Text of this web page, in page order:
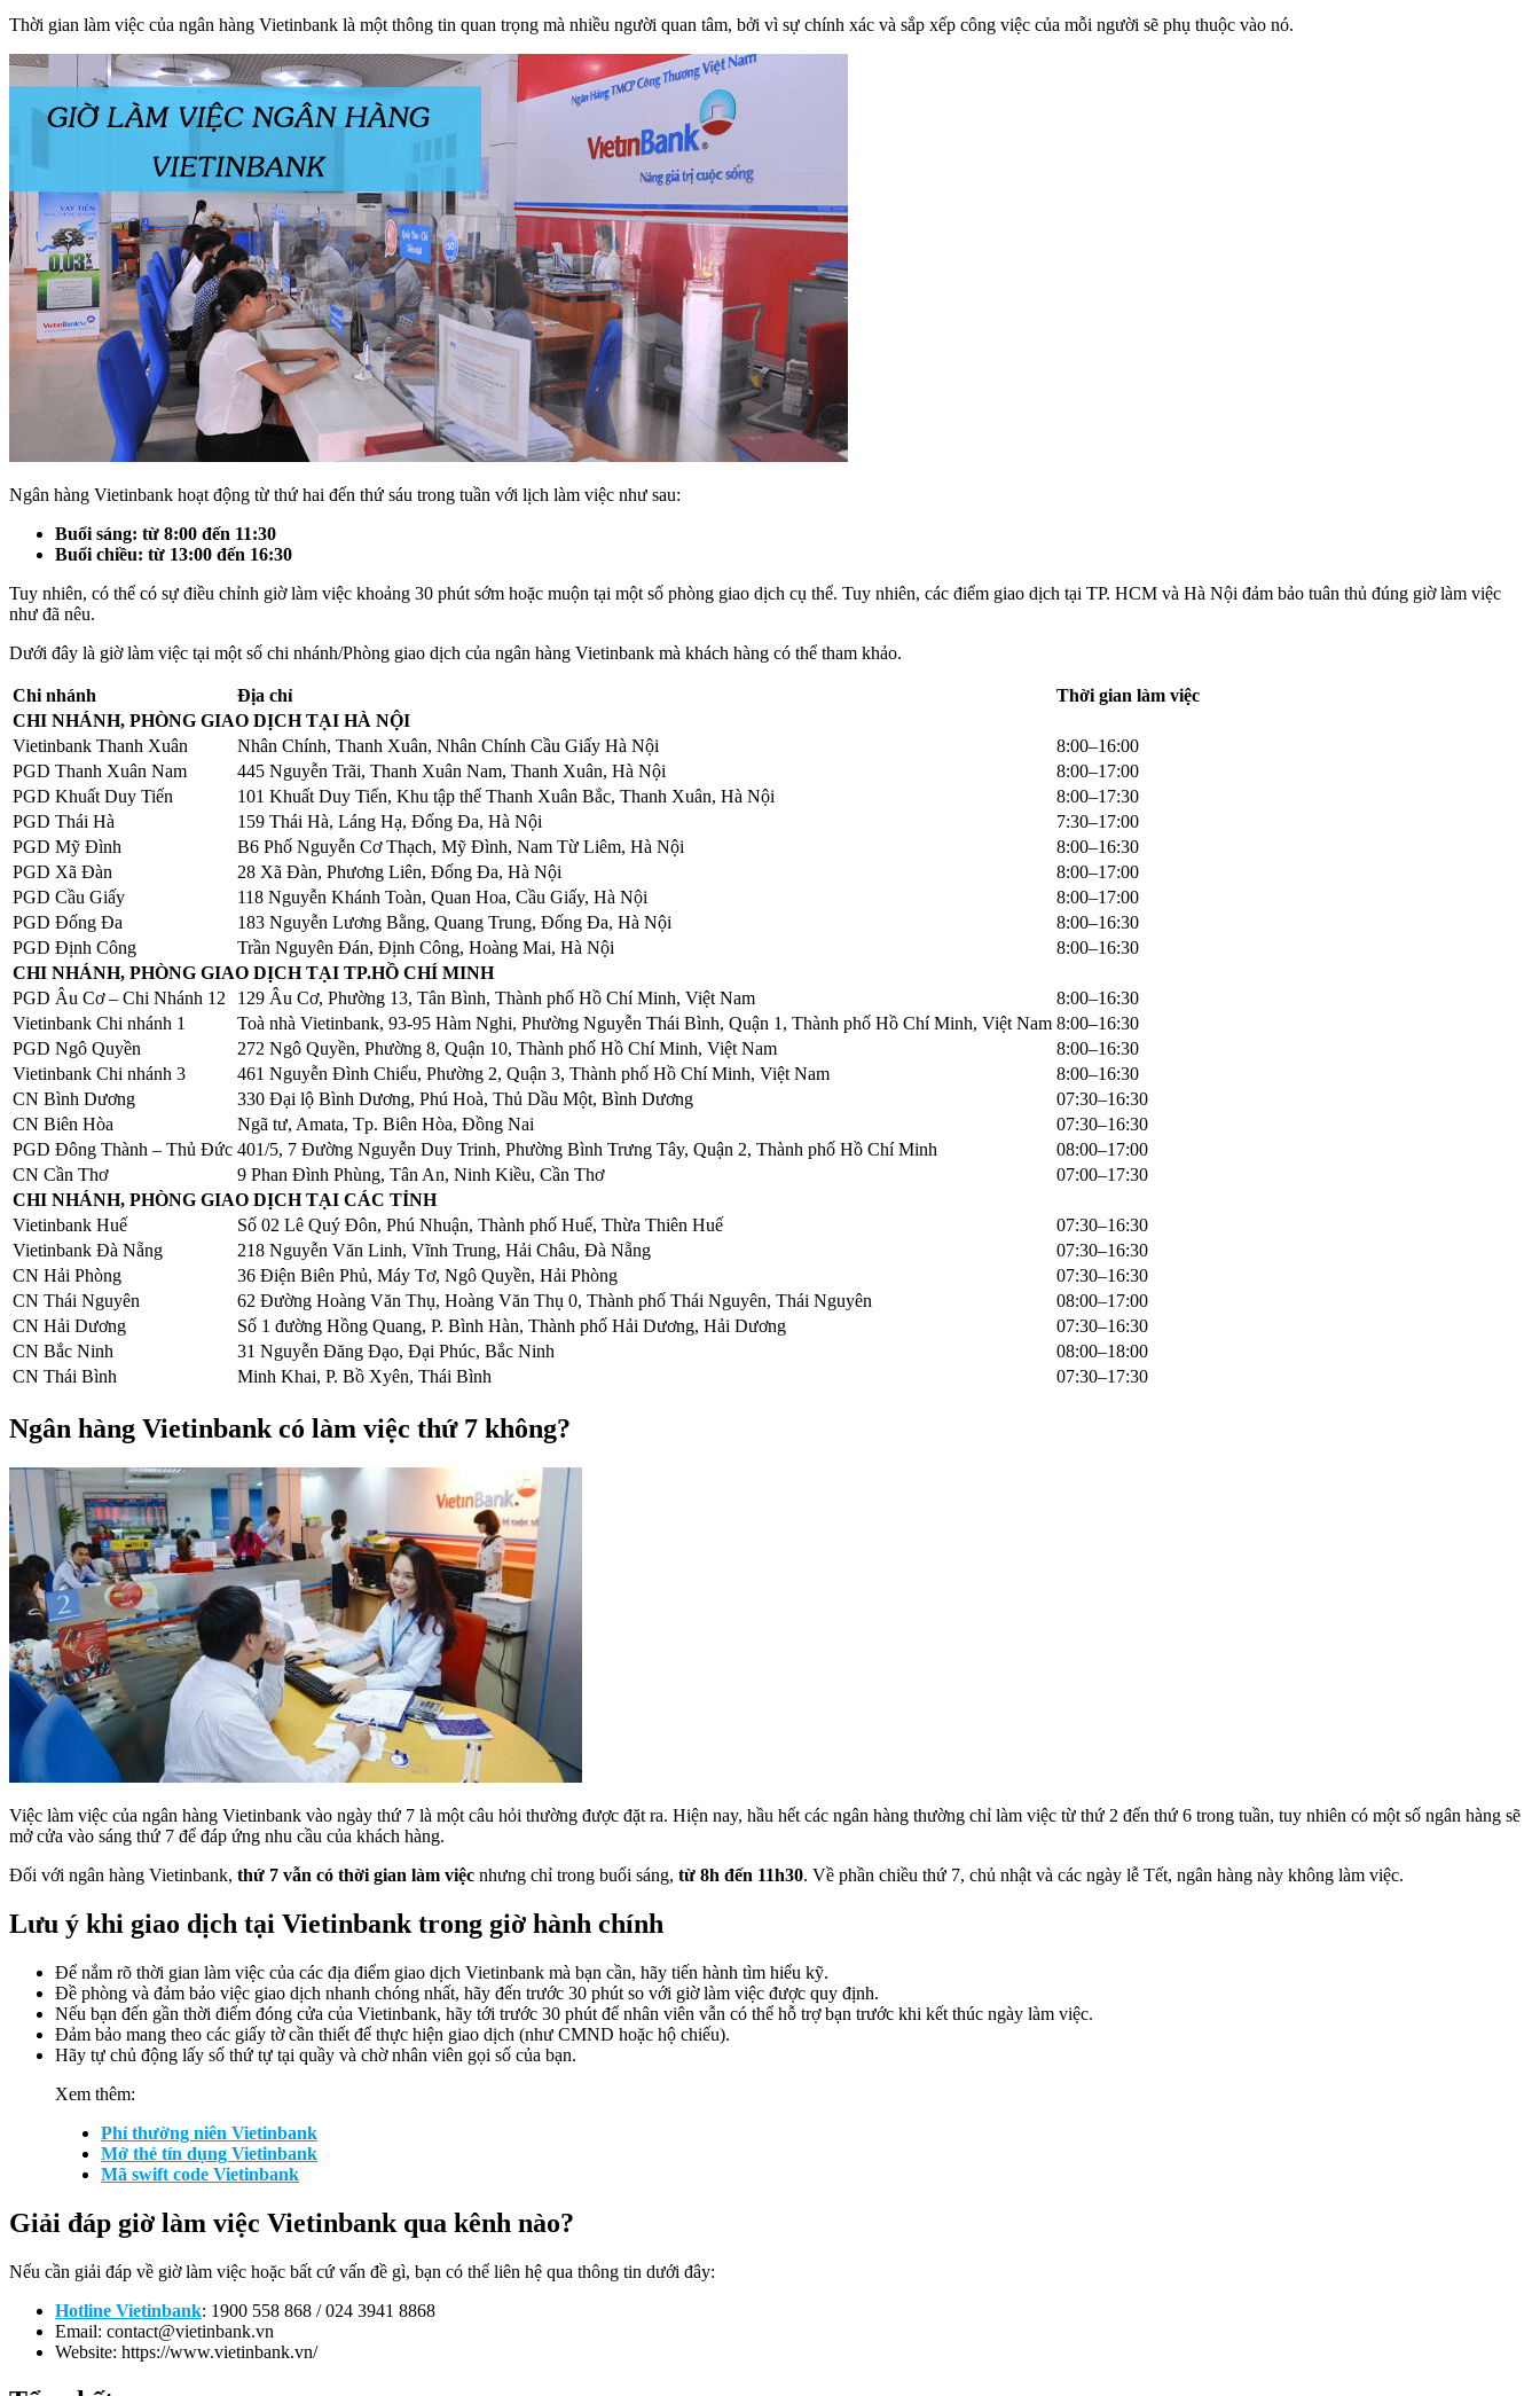
Thời gian làm việc của ngân hàng Vietinbank là một thông tin quan trọng mà nhiều người quan tâm, bởi vì sự chính xác và sắp xếp công việc của mỗi người sẽ phụ thuộc vào nó.
Ngân hàng Vietinbank hoạt động từ thứ hai đến thứ sáu trong tuần với lịch làm việc như sau:
Buổi sáng: từ 8:00 đến 11:30
Buổi chiều: từ 13:00 đến 16:30
Tuy nhiên, có thể có sự điều chỉnh giờ làm việc khoảng 30 phút sớm hoặc muộn tại một số phòng giao dịch cụ thể. Tuy nhiên, các điểm giao dịch tại TP. HCM và Hà Nội đảm bảo tuân thủ đúng giờ làm việc
như đã nêu.
Dưới đây là giờ làm việc tại một số chi nhánh/Phòng giao dịch của ngân hàng Vietinbank mà khách hàng có thể tham khảo.
Chi nhánh Địa chỉ
Thời gian làm việc
CHI NHÁNH, PHÒNG GIAO DỊCH TẠI HÀ NỘI
Vietinbank Thanh Xuân
Nhân Chính, Thanh Xuân, Nhân Chính Cầu Giấy Hà Nội
8:00–16:00
PGD Thanh Xuân Nam
445 Nguyễn Trãi, Thanh Xuân Nam, Thanh Xuân, Hà Nội
8:00–17:00
PGD Khuất Duy Tiến
101 Khuất Duy Tiến, Khu tập thể Thanh Xuân Bắc, Thanh Xuân, Hà Nội
8:00–17:30
PGD Thái Hà
159 Thái Hà, Láng Hạ, Đống Đa, Hà Nội
7:30–17:00
PGD Mỹ Đình
B6 Phố Nguyễn Cơ Thạch, Mỹ Đình, Nam Từ Liêm, Hà Nội
8:00–16:30
PGD Xã Đàn
28 Xã Đàn, Phương Liên, Đống Đa, Hà Nội
8:00–17:00
PGD Cầu Giấy
118 Nguyễn Khánh Toàn, Quan Hoa, Cầu Giấy, Hà Nội
8:00–17:00
PGD Đống Đa
183 Nguyễn Lương Bằng, Quang Trung, Đống Đa, Hà Nội
8:00–16:30
PGD Định Công
Trần Nguyên Đán, Định Công, Hoàng Mai, Hà Nội
8:00–16:30
CHI NHÁNH, PHÒNG GIAO DỊCH TẠI TP.HỒ CHÍ MINH
PGD Âu Cơ – Chi Nhánh 12
129 Âu Cơ, Phường 13, Tân Bình, Thành phố Hồ Chí Minh, Việt Nam
8:00–16:30
Vietinbank Chi nhánh 1
Toà nhà Vietinbank, 93-95 Hàm Nghi, Phường Nguyễn Thái Bình, Quận 1, Thành phố Hồ Chí Minh, Việt Nam 8:00–16:30
PGD Ngô Quyền
272 Ngô Quyền, Phường 8, Quận 10, Thành phố Hồ Chí Minh, Việt Nam
8:00–16:30
Vietinbank Chi nhánh 3
461 Nguyễn Đình Chiểu, Phường 2, Quận 3, Thành phố Hồ Chí Minh, Việt Nam
8:00–16:30
CN Bình Dương
330 Đại lộ Bình Dương, Phú Hoà, Thủ Dầu Một, Bình Dương
07:30–16:30
CN Biên Hòa
Ngã tư, Amata, Tp. Biên Hòa, Đồng Nai
07:30–16:30
PGD Đông Thành – Thủ Đức 401/5, 7 Đường Nguyễn Duy Trinh, Phường Bình Trưng Tây, Quận 2, Thành phố Hồ Chí Minh
08:00–17:00
CN Cần Thơ
9 Phan Đình Phùng, Tân An, Ninh Kiều, Cần Thơ
07:00–17:30
CHI NHÁNH, PHÒNG GIAO DỊCH TẠI CÁC TỈNH
Vietinbank Huế
Số 02 Lê Quý Đôn, Phú Nhuận, Thành phố Huế, Thừa Thiên Huế
07:30–16:30
Vietinbank Đà Nẵng
218 Nguyễn Văn Linh, Vĩnh Trung, Hải Châu, Đà Nẵng
07:30–16:30
CN Hải Phòng
36 Điện Biên Phủ, Máy Tơ, Ngô Quyền, Hải Phòng
07:30–16:30
CN Thái Nguyên
62 Đường Hoàng Văn Thụ, Hoàng Văn Thụ 0, Thành phố Thái Nguyên, Thái Nguyên
08:00–17:00
CN Hải Dương
Số 1 đường Hồng Quang, P. Bình Hàn, Thành phố Hải Dương, Hải Dương
07:30–16:30
CN Bắc Ninh
31 Nguyễn Đăng Đạo, Đại Phúc, Bắc Ninh
08:00–18:00
CN Thái Bình
Minh Khai, P. Bồ Xyên, Thái Bình 07:30–17:30
Ngân hàng Vietinbank có làm việc thứ 7 không?
Việc làm việc của ngân hàng Vietinbank vào ngày thứ 7 là một câu hỏi thường được đặt ra. Hiện nay, hầu hết các ngân hàng thường chỉ làm việc từ thứ 2 đến thứ 6 trong tuần, tuy nhiên có một số ngân hàng sẽ
mở cửa vào sáng thứ 7 để đáp ứng nhu cầu của khách hàng.
Đối với ngân hàng Vietinbank, thứ 7 vẫn có thời gian làm việc nhưng chỉ trong buổi sáng, từ 8h đến 11h30. Về phần chiều thứ 7, chủ nhật và các ngày lễ Tết, ngân hàng này không làm việc.
Lưu ý khi giao dịch tại Vietinbank trong giờ hành chính
Để nắm rõ thời gian làm việc của các địa điểm giao dịch Vietinbank mà bạn cần, hãy tiến hành tìm hiểu kỹ.
Đề phòng và đảm bảo việc giao dịch nhanh chóng nhất, hãy đến trước 30 phút so với giờ làm việc được quy định.
Nếu bạn đến gần thời điểm đóng cửa của Vietinbank, hãy tới trước 30 phút để nhân viên vẫn có thể hỗ trợ bạn trước khi kết thúc ngày làm việc.
Đảm bảo mang theo các giấy tờ cần thiết để thực hiện giao dịch (như CMND hoặc hộ chiếu).
Hãy tự chủ động lấy số thứ tự tại quầy và chờ nhân viên gọi số của bạn.
Xem thêm:
Phí thường niên Vietinbank
Mở thẻ tín dụng Vietinbank
Mã swift code Vietinbank
Giải đáp giờ làm việc Vietinbank qua kênh nào?
Nếu cần giải đáp về giờ làm việc hoặc bất cứ vấn đề gì, bạn có thể liên hệ qua thông tin dưới đây:
Hotline Vietinbank: 1900 558 868 / 024 3941 8868
Email: contact@vietinbank.vn
Website: https://www.vietinbank.vn/